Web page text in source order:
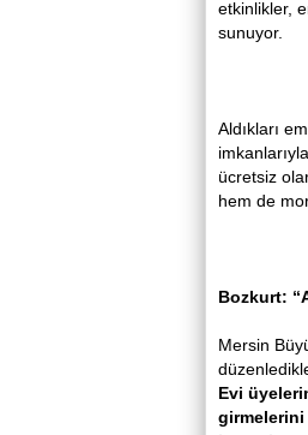
etkinlikler,
sunuyor.
Aldıkları
ücretsiz
hem de
Bozkurt:
Mersin
Evi
girmelerini